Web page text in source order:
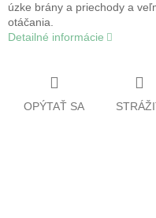
úzke brány a priechody a
otáčania.
Detailné informácie
OPÝTAŤ SA